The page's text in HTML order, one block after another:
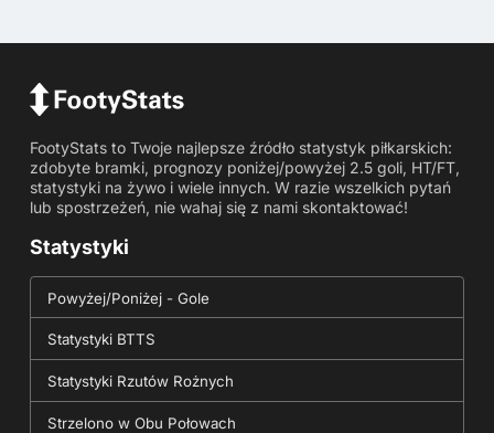
FootyStats to Twoje najlepsze źródło statystyk piłkarskich:
zdobyte bramki, prognozy poniżej/powyżej 2.5 goli, HT/FT,
statystyki na żywo i wiele innych. W razie wszelkich pytań
lub spostrzeżeń, nie wahaj się z nami skontaktować!
Statystyki
Powyżej/Poniżej - Gole
Statystyki BTTS
Statystyki Rzutów Rożnych
Strzelono w Obu Połowach